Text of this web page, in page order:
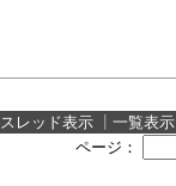
スレッド表示 一覧表示
ページ：